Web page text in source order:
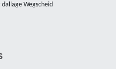
Wegscheid